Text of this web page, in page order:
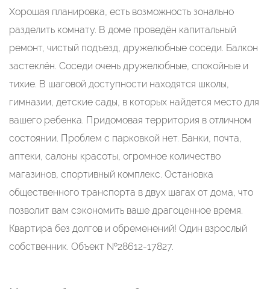
Хорошая планировка, есть возможность зонально
разделить комнату. В доме проведён капитальный
ремонт, чистый подъезд, дружелюбные соседи. Балкон
застеклён. Соседи очень дружелюбные, спокойные и
тихие. В шаговой доступности находятся школы,
гимназии, детские сады, в которых найдется место для
вашего ребенка. Придомовая территория в отличном
состоянии. Проблем с парковкой нет. Банки, почта,
аптеки, салоны красоты, огромное количество
магазинов, спортивный комплекс. Остановка
общественного транспорта в двух шагах от дома, что
позволит вам сэкономить ваше драгоценное время.
Квартира без долгов и обременений! Один взрослый
собственник. Объект №28612-17827.